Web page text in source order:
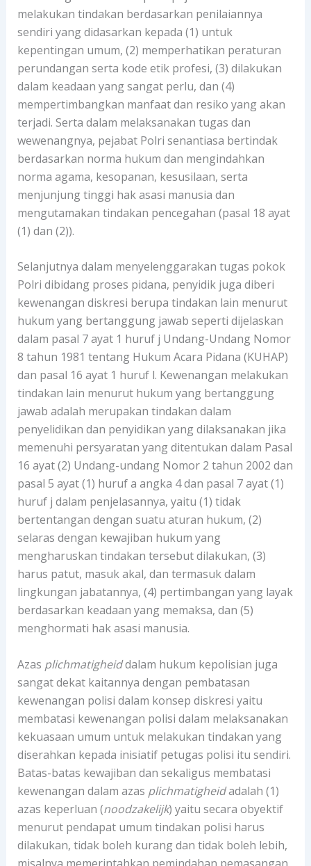
melakukan tindakan berdasarkan penilaiannya
sendiri yang didasarkan kepada (1) untuk
kepentingan umum, (2) memperhatikan peraturan
perundangan serta kode etik profesi, (3) dilakukan
dalam keadaan yang sangat perlu, dan (4)
mempertimbangkan manfaat dan resiko yang akan
terjadi. Serta dalam melaksanakan tugas dan
wewenangnya, pejabat Polri senantiasa bertindak
berdasarkan norma hukum dan mengindahkan
norma agama, kesopanan, kesusilaan, serta
menjunjung tinggi hak asasi manusia dan
mengutamakan tindakan pencegahan (pasal 18 ayat
(1) dan (2)).
Selanjutnya dalam menyelenggarakan tugas pokok
Polri dibidang proses pidana, penyidik juga diberi
kewenangan diskresi berupa tindakan lain menurut
hukum yang bertanggung jawab seperti dijelaskan
dalam pasal 7 ayat 1 huruf j Undang-Undang Nomor
8 tahun 1981 tentang Hukum Acara Pidana (KUHAP)
dan pasal 16 ayat 1 huruf l. Kewenangan melakukan
tindakan lain menurut hukum yang bertanggung
jawab adalah merupakan tindakan dalam
penyelidikan dan penyidikan yang dilaksanakan jika
memenuhi persyaratan yang ditentukan dalam Pasal
16 ayat (2) Undang-undang Nomor 2 tahun 2002 dan
pasal 5 ayat (1) huruf a angka 4 dan pasal 7 ayat (1)
huruf j dalam penjelasannya, yaitu (1) tidak
bertentangan dengan suatu aturan hukum, (2)
selaras dengan kewajiban hukum yang
mengharuskan tindakan tersebut dilakukan, (3)
harus patut, masuk akal, dan termasuk dalam
lingkungan jabatannya, (4) pertimbangan yang layak
berdasarkan keadaan yang memaksa, dan (5)
menghormati hak asasi manusia.
Azas plichmatigheiddalam hukum kepolisian juga
sangat dekat kaitannya dengan pembatasan
kewenangan polisi dalam konsep diskresi yaitu
membatasi kewenangan polisi dalam melaksanakan
kekuasaan umum untuk melakukan tindakan yang
diserahkan kepada inisiatif petugas polisi itu sendiri.
Batas-batas kewajiban dan sekaligus membatasi
kewenangan dalam azas plichmatigheidadalah (1)
azas keperluan (noodzakelijk) yaitu secara obyektif
menurut pendapat umum tindakan polisi harus
dilakukan, tidak boleh kurang dan tidak boleh lebih,